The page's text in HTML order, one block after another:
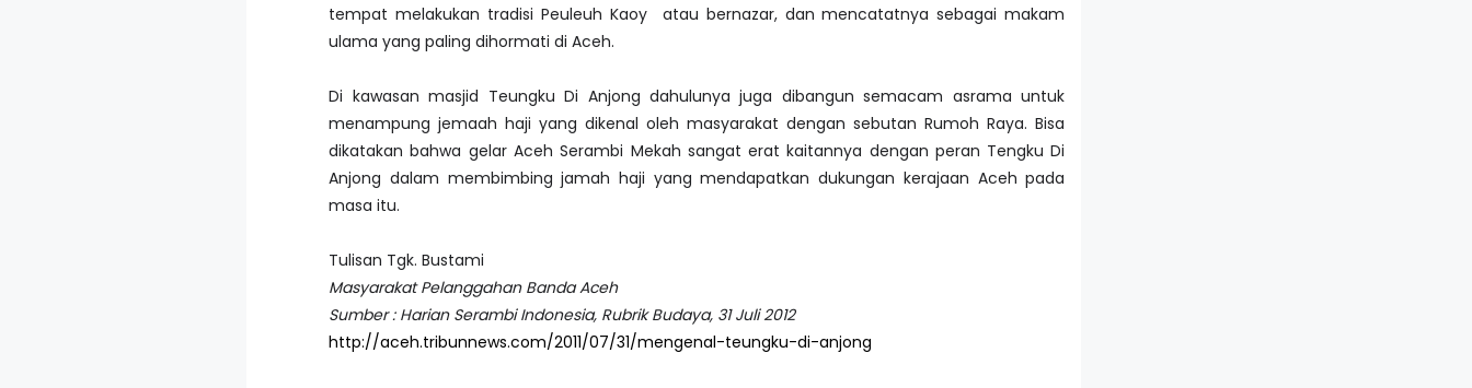
tempat melakukan tradisi Peuleuh Kaoy atau bernazar, dan mencatatnya sebagai makam
ulama yang paling dihormati di Aceh.
Di kawasan masjid Teungku Di Anjong dahulunya juga dibangun semacam asrama untuk
menampung jemaah haji yang dikenal oleh masyarakat dengan sebutan Rumoh Raya. Bisa
dikatakan bahwa gelar Aceh Serambi Mekah sangat erat kaitannya dengan peran Tengku Di
Anjong dalam membimbing jamah haji yang mendapatkan dukungan kerajaan Aceh pada
masa itu.
Tulisan Tgk. Bustami
Masyarakat Pelanggahan Banda Aceh
Sumber : Harian Serambi Indonesia, Rubrik Budaya, 31 Juli 2012
http://aceh.tribunnews.com/2011/07/31/mengenal-teungku-di-anjong